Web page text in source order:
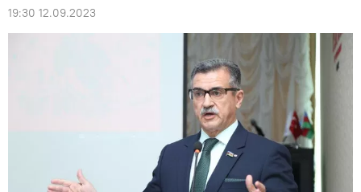
19:30 12.09.2023